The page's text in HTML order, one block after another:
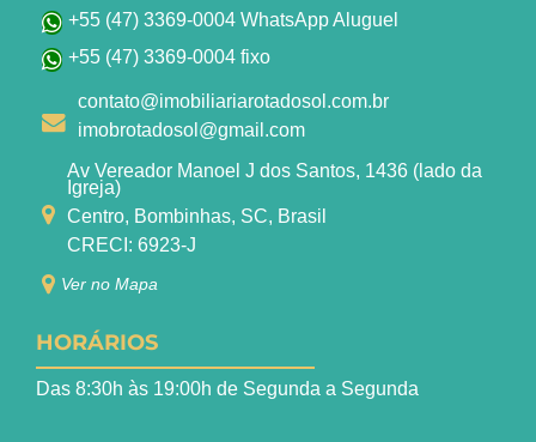
+55 (47) 3369-0004 WhatsApp Aluguel
+55 (47) 3369-0004 fixo
contato@imobiliariarotadosol.com.br
imobrotadosol@gmail.com
Av Vereador Manoel J dos Santos, 1436 (lado da
Igreja)
Centro, Bombinhas, SC, Brasil
CRECI: 6923-J
Ver no Mapa
HORÁRIOS
Das 8:30h às 19:00h de Segunda a Segunda